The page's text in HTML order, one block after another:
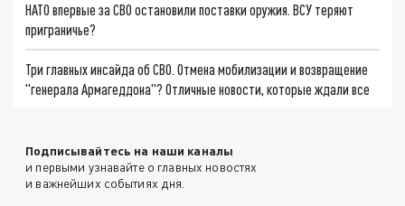
НАТО впервые за СВО остановили поставки оружия. ВСУ теряют
приграничье?
Три главных инсайда об СВО. Отмена мобилизации и возвращение
"генерала Армагеддона"? Отличные новости, которые ждали все
Подписывайтесь на наши каналы
и первыми узнавайте о главных новостях
и важнейших событиях дня.